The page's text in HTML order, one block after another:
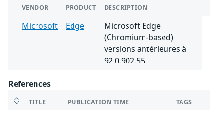
VENDOR PRODUCT DESCRIPTION
Microsoft Edge
Microsoft Edge
(Chromium-based)
versions antérieures à
92.0.902.55
References
TITLE PUBLICATION TIME TAGS